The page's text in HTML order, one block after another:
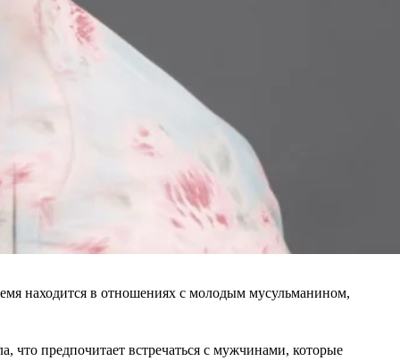
находится в отношениях с молодым мусульманином,
что предпочитает встречаться с мужчинами, которые